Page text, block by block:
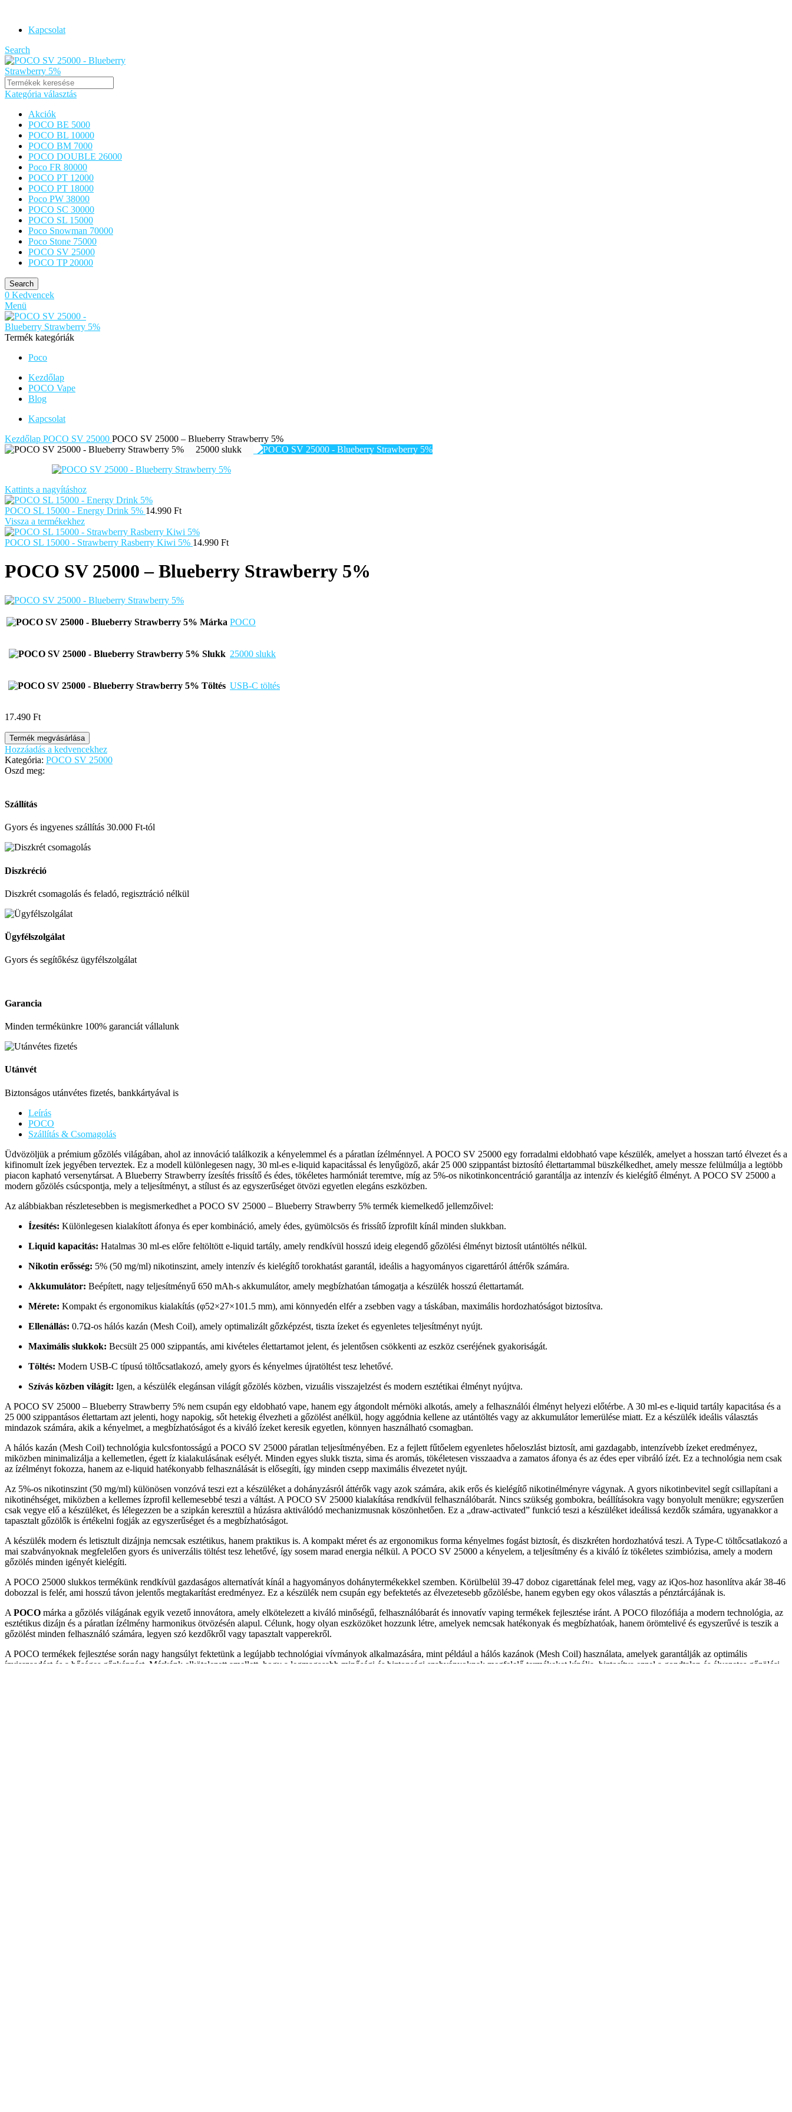
Kapcsolat
Search
Kategória választás
Akciók
POCO BE 5000
POCO BL 10000
POCO BM 7000
POCO DOUBLE 26000
Poco FR 80000
POCO PT 12000
POCO PT 18000
Poco PW 38000
POCO SC 30000
POCO SL 15000
Poco Snowman 70000
Poco Stone 75000
POCO SV 25000
POCO TP 20000
Search
0 Kedvencek
Menü
Termék kategóriák
Poco
Kezdőlap
POCO Vape
Blog
Kapcsolat
Kezdőlap POCO SV 25000 POCO SV 25000 – Blueberry Strawberry 5%
25000 slukk
Kattints a nagyításhoz
POCO SL 15000 - Energy Drink 5% 14.990 Ft
Vissza a termékekhez
POCO SL 15000 - Strawberry Rasberry Kiwi 5% 14.990 Ft
POCO SV 25000 – Blueberry Strawberry 5%
Márka POCO
Slukk 25000 slukk
Töltés USB-C töltés
17.490 Ft
Termék megvásárlása
Hozzáadás a kedvencekhez
Kategória: POCO SV 25000
Oszd meg:
Szállítás
Gyors és ingyenes szállítás 30.000 Ft-tól
Diszkréció
Diszkrét csomagolás és feladó, regisztráció nélkül
Ügyfélszolgálat
Gyors és segítőkész ügyfélszolgálat
Garancia
Minden termékünkre 100% garanciát vállalunk
Utánvét
Biztonságos utánvétes fizetés, bankkártyával is
Leírás
POCO
Szállítás & Csomagolás
Üdvözöljük a prémium gőzölés világában, ahol az innováció találkozik a kényelemmel és a páratlan ízélménnyel. A POCO SV 25000 egy forradalmi eldobható vape készülék, amelyet a hosszan tartó élvezet és a
kifinomult ízek jegyében terveztek. Ez a modell különlegesen nagy, 30 ml-es e-liquid kapacitással és lenyűgöző, akár 25 000 szippantást biztosító élettartammal büszkélkedhet, amely messze felülmúlja a legtöbb
piacon kapható versenytársat. A Blueberry Strawberry ízesítés frissítő és édes, tökéletes harmóniát teremtve, míg az 5%-os nikotinkoncentráció garantálja az intenzív és kielégítő élményt. A POCO SV 25000 a
modern gőzölés csúcspontja, mely a teljesítményt, a stílust és az egyszerűséget ötvözi egyetlen elegáns eszközben.
Az alábbiakban részletesebben is megismerkedhet a POCO SV 25000 – Blueberry Strawberry 5% termék kiemelkedő jellemzőivel:
Ízesítés: Különlegesen kialakított áfonya és eper kombináció, amely édes, gyümölcsös és frissítő ízprofilt kínál minden slukkban.
Liquid kapacitás: Hatalmas 30 ml-es előre feltöltött e-liquid tartály, amely rendkívül hosszú ideig elegendő gőzölési élményt biztosít utántöltés nélkül.
Nikotin erősség: 5% (50 mg/ml) nikotinszint, amely intenzív és kielégítő torokhatást garantál, ideális a hagyományos cigarettáról áttérők számára.
Akkumulátor: Beépített, nagy teljesítményű 650 mAh-s akkumulátor, amely megbízhatóan támogatja a készülék hosszú élettartamát.
Mérete: Kompakt és ergonomikus kialakítás (φ52×27×101.5 mm), ami könnyedén elfér a zsebben vagy a táskában, maximális hordozhatóságot biztosítva.
Ellenállás: 0.7Ω-os hálós kazán (Mesh Coil), amely optimalizált gőzképzést, tiszta ízeket és egyenletes teljesítményt nyújt.
Maximális slukkok: Becsült 25 000 szippantás, ami kivételes élettartamot jelent, és jelentősen csökkenti az eszköz cseréjének gyakoriságát.
Töltés: Modern USB-C típusú töltőcsatlakozó, amely gyors és kényelmes újratöltést tesz lehetővé.
Szívás közben világít: Igen, a készülék elegánsan világít gőzölés közben, vizuális visszajelzést és modern esztétikai élményt nyújtva.
A POCO SV 25000 – Blueberry Strawberry 5% nem csupán egy eldobható vape, hanem egy átgondolt mérnöki alkotás, amely a felhasználói élményt helyezi előtérbe. A 30 ml-es e-liquid tartály kapacitása és a
25 000 szippantásos élettartam azt jelenti, hogy napokig, sőt hetekig élvezheti a gőzölést anélkül, hogy aggódnia kellene az utántöltés vagy az akkumulátor lemerülése miatt. Ez a készülék ideális választás
mindazok számára, akik a kényelmet, a megbízhatóságot és a kiváló ízeket keresik egyetlen, könnyen használható csomagban.
A hálós kazán (Mesh Coil) technológia kulcsfontosságú a POCO SV 25000 páratlan teljesítményében. Ez a fejlett fűtőelem egyenletes hőeloszlást biztosít, ami gazdagabb, intenzívebb ízeket eredményez,
miközben minimalizálja a kellemetlen, égett íz kialakulásának esélyét. Minden egyes slukk tiszta, sima és aromás, tökéletesen visszaadva a zamatos áfonya és az édes eper vibráló ízét. Ez a technológia nem csak
az ízélményt fokozza, hanem az e-liquid hatékonyabb felhasználását is elősegíti, így minden csepp maximális élvezetet nyújt.
Az 5%-os nikotinszint (50 mg/ml) különösen vonzóvá teszi ezt a készüléket a dohányzásról áttérők vagy azok számára, akik erős és kielégítő nikotinélményre vágynak. A gyors nikotinbevitel segít csillapítani a
nikotinéhséget, miközben a kellemes ízprofil kellemesebbé teszi a váltást. A POCO SV 25000 kialakítása rendkívül felhasználóbarát. Nincs szükség gombokra, beállításokra vagy bonyolult menükre; egyszerűen
csak vegye elő a készüléket, és lélegezzen be a szipkán keresztül a húzásra aktiválódó mechanizmusnak köszönhetően. Ez a „draw-activated” funkció teszi a készüléket ideálissá kezdők számára, ugyanakkor a
tapasztalt gőzölők is értékelni fogják az egyszerűséget és a megbízhatóságot.
A készülék modern és letisztult dizájnja nemcsak esztétikus, hanem praktikus is. A kompakt méret és az ergonomikus forma kényelmes fogást biztosít, és diszkréten hordozhatóvá teszi. A Type-C töltőcsatlakozó a
mai szabványoknak megfelelően gyors és univerzális töltést tesz lehetővé, így sosem marad energia nélkül. A POCO SV 25000 a kényelem, a teljesítmény és a kiváló íz tökéletes szimbiózisa, amely a modern
gőzölés minden igényét kielégíti.
A POCO 25000 slukkos termékünk rendkívül gazdaságos alternatívát kínál a hagyományos dohánytermékekkel szemben. Körülbelül 39-47 doboz cigarettának felel meg, vagy az iQos-hoz hasonlítva akár 38-46
dobozzal is felér, ami hosszú távon jelentős megtakarítást eredményez. Ez a készülék nem csupán egy befektetés az élvezetesebb gőzölésbe, hanem egyben egy okos választás a pénztárcájának is.
A POCO márka a gőzölés világának egyik vezető innovátora, amely elkötelezett a kiváló minőségű, felhasználóbarát és innovatív vaping termékek fejlesztése iránt. A POCO filozófiája a modern technológia, az
esztétikus dizájn és a páratlan ízélmény harmonikus ötvözésén alapul. Célunk, hogy olyan eszközöket hozzunk létre, amelyek nemcsak hatékonyak és megbízhatóak, hanem örömtelivé és egyszerűvé is teszik a
gőzölést minden felhasználó számára, legyen szó kezdőkről vagy tapasztalt vapperekről.
A POCO termékek fejlesztése során nagy hangsúlyt fektetünk a legújabb technológiai vívmányok alkalmazására, mint például a hálós kazánok (Mesh Coil) használata, amelyek garantálják az optimális
ízvisszaadást és a bőséges gőzképzést. Márkánk elkötelezett amellett, hogy a legmagasabb minőségi és biztonsági szabványoknak megfelelő termékeket kínálja, biztosítva ezzel a gondtalan és élvezetes gőzölési